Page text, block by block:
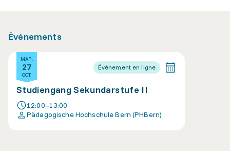
Événements
MAR.
27
OCT.
Évènement en ligne
Studiengang Sekundarstufe II
12:00–13:00
Pädagogische Hochschule Bern (PHBern)